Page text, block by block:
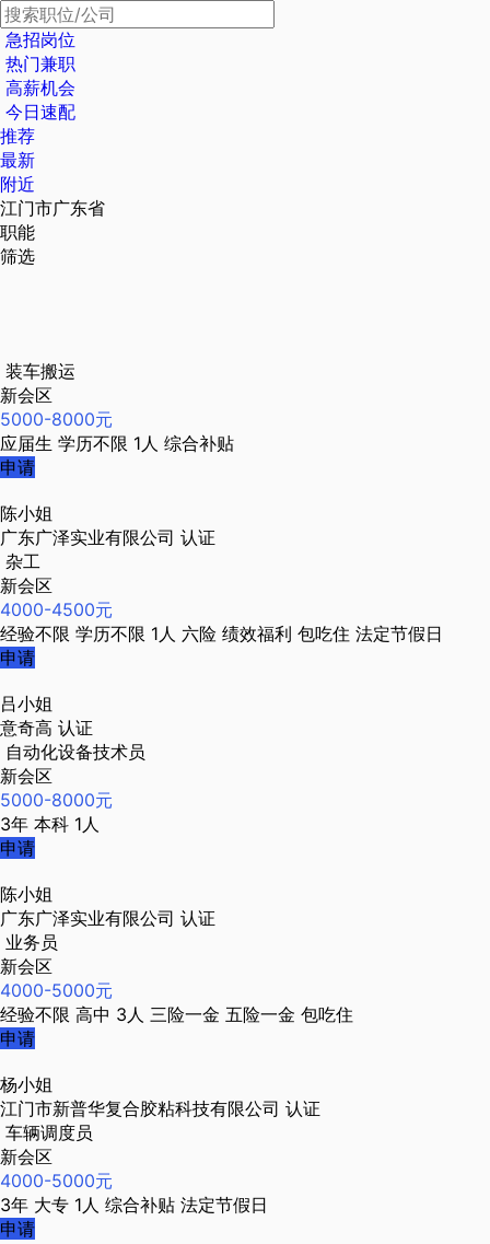
急招岗位
热门兼职
高薪机会
今日速配
推荐
最新
附近
江门市广东省
职能
筛选
装车搬运
新会区
5000-8000元
应届生 学历不限 1人 综合补贴
申请
陈小姐
广东广泽实业有限公司 认证
杂工
新会区
4000-4500元
经验不限 学历不限 1人 六险 绩效福利 包吃住 法定节假日
申请
吕小姐
意奇高 认证
自动化设备技术员
新会区
5000-8000元
3年 本科 1人
申请
陈小姐
广东广泽实业有限公司 认证
业务员
新会区
4000-5000元
经验不限 高中 3人 三险一金 五险一金 包吃住
申请
杨小姐
江门市新普华复合胶粘科技有限公司 认证
车辆调度员
新会区
4000-5000元
3年 大专 1人 综合补贴 法定节假日
申请